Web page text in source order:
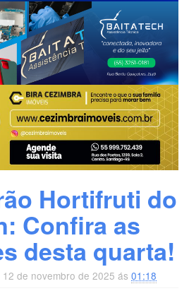
Hortifruti do
Confira as
desta quarta!
de novembro de 2025 ás 01:18